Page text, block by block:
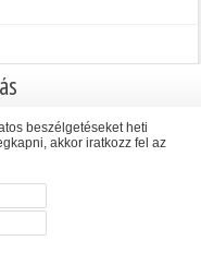
beszélgetéseket heti
akkor iratkozz fel az